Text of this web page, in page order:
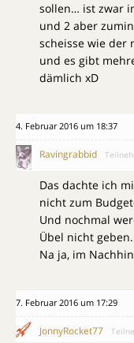
sollen… ist zwar
und 2 aber
scheisse wie der
und es gibt
dämlich xD
4. Februar 2016 um 18:37
Ravingrabbid
Das dachte ich
nicht zum
Und nochmal
Übel nicht geben.
Na ja, im
7. Februar 2016 um 17:29
JonnyRocket77